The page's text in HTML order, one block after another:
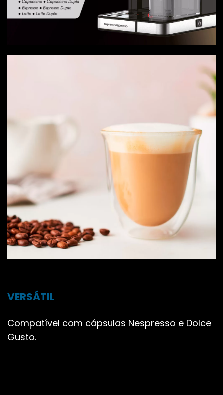
VERSÁTIL
Compatível com cápsulas Nespresso e Dolce
Gusto.